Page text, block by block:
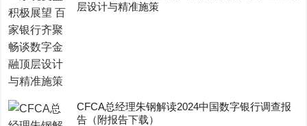
层设计与精准施策
CFCA总经理朱钢解读2024中国数字银行调查报
告（附报告下载）